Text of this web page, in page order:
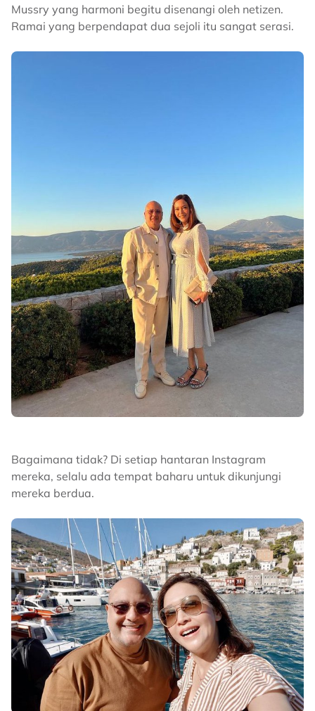
Mussry yang harmoni begitu disenangi oleh netizen.
Ramai yang berpendapat dua sejoli itu sangat serasi.
Bagaimana tidak? Di setiap hantaran Instagram
mereka, selalu ada tempat baharu untuk dikunjungi
mereka berdua.